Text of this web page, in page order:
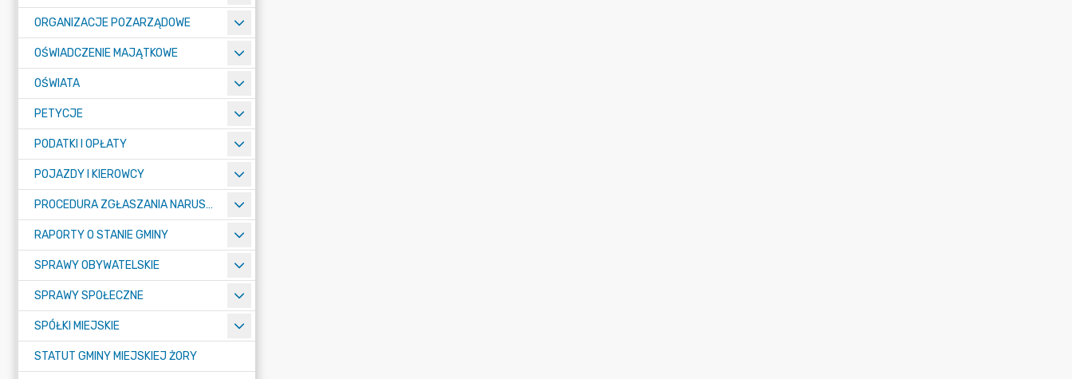
ORGANIZACJE POZARZĄDOWE
OŚWIADCZENIE MAJĄTKOWE
OŚWIATA
PETYCJE
PODATKI I OPŁATY
POJAZDY I KIEROWCY
PROCEDURA ZGŁASZANIA NARUSZEŃ PRAWA
RAPORTY O STANIE GMINY
SPRAWY OBYWATELSKIE
SPRAWY SPOŁECZNE
SPÓŁKI MIEJSKIE
STATUT GMINY MIEJSKIEJ ŻORY